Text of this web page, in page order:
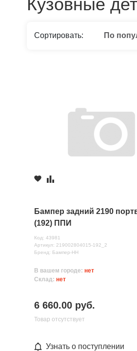
Кузовные
Сортировать: По
Бампер задний 2190
(192) ППИ
Код: 43981
Артикул: 219002804015-192_2
Бренд: Бампер-НН
В вашем городе: нет
Склад: нет
6 660.00 руб.
Товар отсутствует
Узнать о поступлении